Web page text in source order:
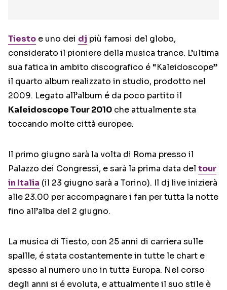
Tiesto e uno dei dj più famosi del globo,
considerato il pioniere della musica trance. L’ultima
sua fatica in ambito discografico é “Kaleidoscope”
il quarto album realizzato in studio, prodotto nel
2009. Legato all’album é da poco partito il
Kaleidoscope Tour 2010 che attualmente sta
toccando molte città europee.
Il primo giugno sarà la volta di Roma presso il
Palazzo dei Congressi, e sarà la prima data del tour
in Italia (il 23 giugno sarà a Torino). Il dj live inizierà
alle 23.00 per accompagnare i fan per tutta la notte
fino all’alba del 2 giugno.
La musica di Tiesto, con 25 anni di carriera sulle
spallle, é stata costantemente in tutte le chart e
spesso al numero uno in tutta Europa. Nel corso
degli anni si é evoluta, e attualmente il suo stile è